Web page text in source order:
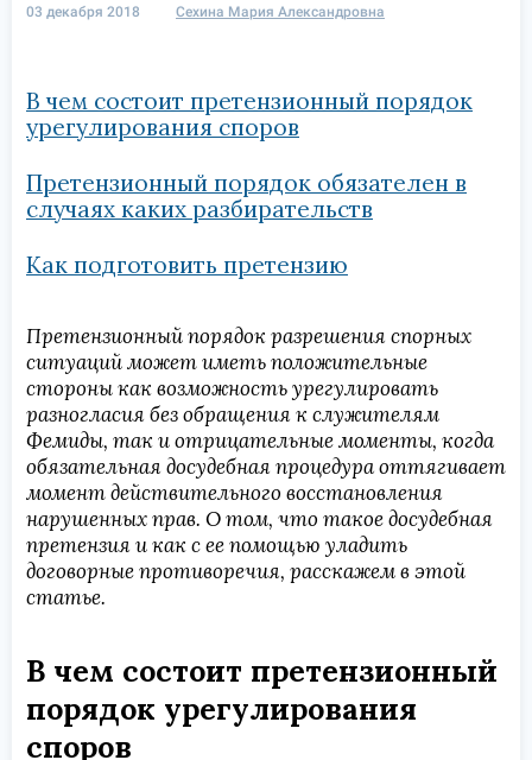
03 декабря 2018 Сехина Мария Александровна
В чем состоит претензионный порядок
урегулирования споров
Претензионный порядок обязателен в
случаях каких разбирательств
Как подготовить претензию
Претензионный порядокразрешения спорных
ситуаций может иметь положительные
стороны как возможность урегулировать
разногласия без обращения к служителям
Фемиды, так и отрицательные моменты, когда
обязательная досудебная процедура оттягивает
момент действительного восстановления
нарушенных прав. О том, что такое досудебная
претензия и как с ее помощью уладить
договорные противоречия, расскажем в этой
статье.
В чем состоит претензионный
порядок урегулирования
споров